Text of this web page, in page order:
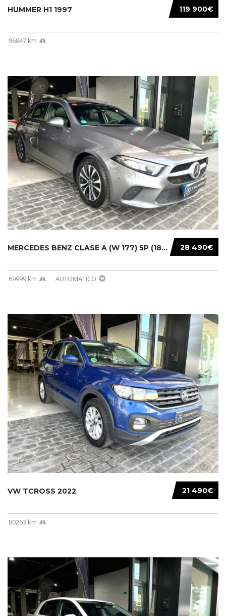
119 900€
HUMMER H1 1997
96847 km
28 490€
MERCEDES BENZ CLASE A (W 177) 5P (18-) 2020....
69999 km AUTOMATICO
21 490€
VW TCROSS 2022
80263 km